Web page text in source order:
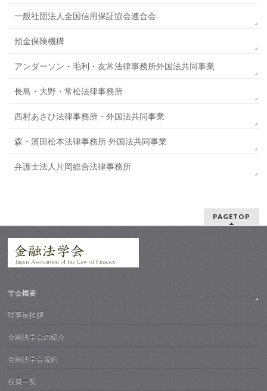
一般社団法人全国信用保証協会連合会
預金保険機構
アンダーソン・毛利・友常法律事務所外国法共同事業
長島・大野・常松法律事務所
西村あさひ法律事務所・外国法共同事業
森⁠・濱田松本法律事務所 外国法共同事業
弁護士法人片岡総合法律事務所
PAGETOP
学会概要
理事長挨拶
金融法学会の紹介
金融法学会規約
役員一覧